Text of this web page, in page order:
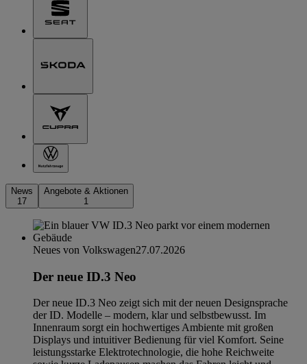
News
17
Angebote & Aktionen
1
Neues von Volkswagen27.07.2026
Der neue ID.3 Neo
Der neue ID.3 Neo zeigt sich mit der neuen Designsprache
der ID. Modelle – modern, klar und selbstbewusst. Im
Innenraum sorgt ein hochwertiges Ambiente mit großen
Displays und intuitiver Bedienung für viel Komfort. Seine
leistungsstarke Elektrotechnologie, die hohe Reichweite